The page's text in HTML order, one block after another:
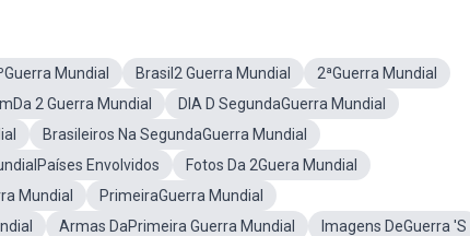
Mundial Brasil2 Guerra Mundial
2ªGuerra Mundial
2 Guerra Mundial
DIA D SegundaGuerra Mundial
Brasileiros Na SegundaGuerra Mundial
Envolvidos
Fotos Da 2Guera Mundial
Mundial
PrimeiraGuerra Mundial
Armas DaPrimeira Guerra Mundial
Imagens DeGuerra 'S